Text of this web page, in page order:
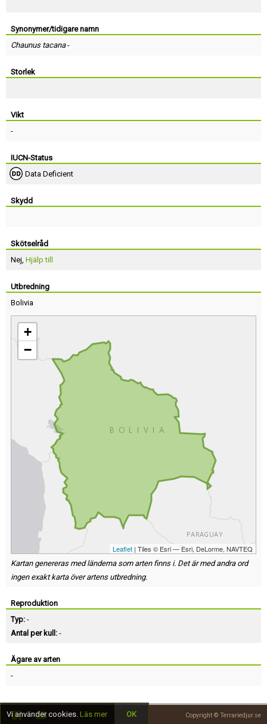
Synonymer/tidigare namn
Chaunus tacana-
Storlek
Vikt
-
IUCN-Status
Data Deficient
Skydd
Skötselråd
Nej, Hjälp till
Utbredning
Bolivia
+
−
Leaflet | Tiles © Esri — Esri, DeLorme, NAVTEQ
Kartan genereras med länderna som arten finns i. Det är med andra ord
ingen exakt karta över artens utbredning.
Reproduktion
Typ: -
Antal per kull: -
Ägare av arten
-
Copyright © Terrariedjur.se
Vi använder cookies. Läs mer OK